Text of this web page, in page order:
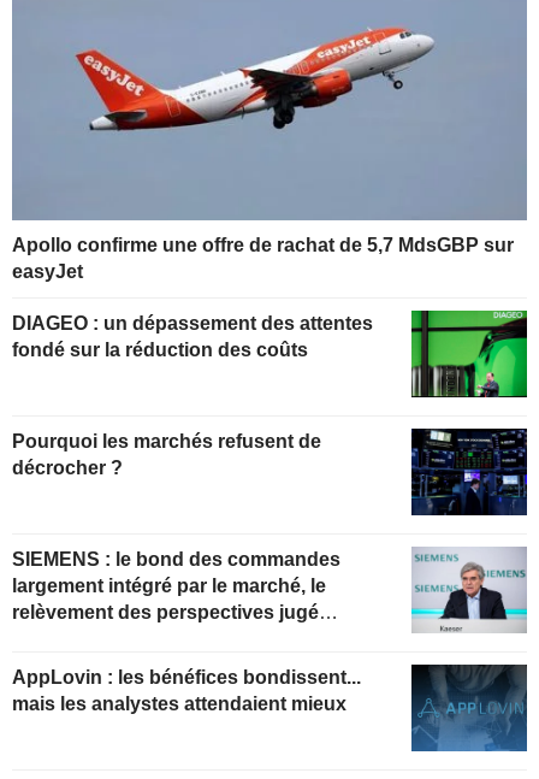
Apollo confirme une offre de rachat de 5,7 MdsGBP sur
easyJet
DIAGEO : un dépassement des attentes
fondé sur la réduction des coûts
Pourquoi les marchés refusent de
décrocher ?
SIEMENS : le bond des commandes
largement intégré par le marché, le
relèvement des perspectives jugé
actuelles
AppLovin : les bénéfices bondissent...
mais les analystes attendaient mieux